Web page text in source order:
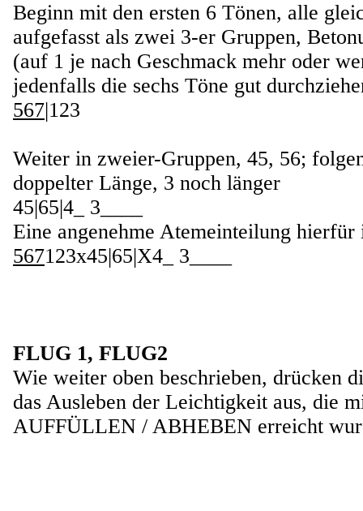
Beginn mit den ersten 6 Tönen, alle
aufgefasst als zwei 3-er Gruppen,
(auf 1 je nach Geschmack mehr oder
jedenfalls die sechs Töne gut
567|123
Weiter in zweier-Gruppen, 45, 56;
doppelter Länge, 3 noch länger
45|65|4_ 3____
Eine angenehme Atemeinteilung hierfür
567123x45|65|X4_ 3____
FLUG 1, FLUG2
Wie weiter oben beschrieben, drücken
das Ausleben der Leichtigkeit aus, die
AUFFÜLLEN / ABHEBEN erreicht